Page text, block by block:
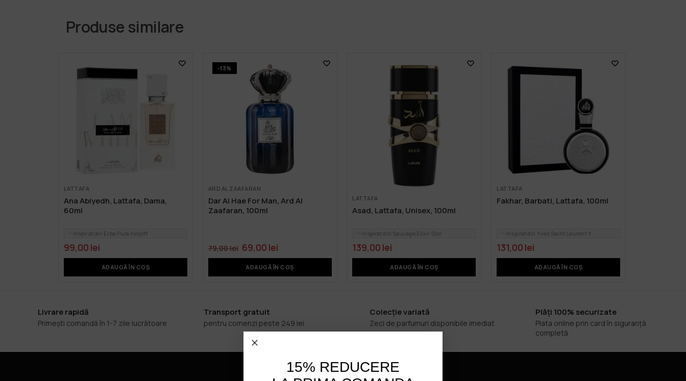
Produse similare
LATTAFA
Ana Abiyedh, Lattafa, Dama,
60ml
Inspirat din Erba Pura Xerjoff
99,00 lei
ADAUGĂ ÎN COȘ
-13%
ARD AL ZAAFARAN
Dar Al Hae For Man, Ard Al
Zaafaran, 100ml
79,00lei 69,00 lei
ADAUGĂ ÎN COȘ
LATTAFA
Asad, Lattafa, Unisex, 100ml
Inspirat din Sauvage Elixir Dior
139,00 lei
ADAUGĂ ÎN COȘ
LATTAFA
Fakhar, Barbati, Lattafa, 100ml
Inspirat din Yves Saint Laurent Y
131,00 lei
ADAUGĂ ÎN COȘ
Livrare rapidă
Primești comandă în 1-7 zile lucrătoare
Transport gratuit
pentru comenzi peste 249 lei
Colecție variată
Zeci de parfumuri disponibile imediat
Plăți 100% securizate
Plata online prin card în siguranță
completă
15% REDUCERE